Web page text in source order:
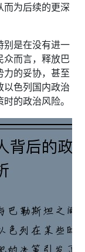
而为后续的更深
别是在没有进一
众而言，释放巴
力的妥协，甚至
以色列国内政治
的政治风险。